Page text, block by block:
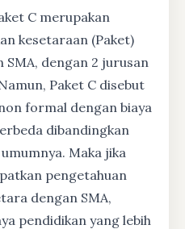
C merupakan
kesetaraan (Paket)
SMA, dengan 2 jurusan
Paket C disebut
formal dengan biaya
dibandingkan
Maka jika
pengetahuan
dengan SMA,
pendidikan yang lebih